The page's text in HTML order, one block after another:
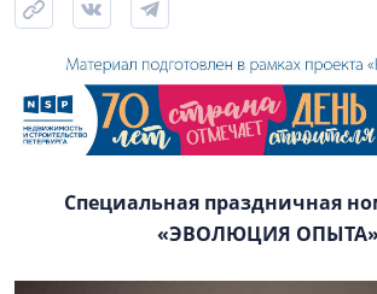
Специальная праздничная
«ЭВОЛЮЦИЯ ОПЫТА»